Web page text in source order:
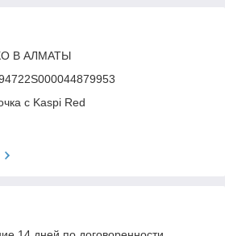
В АЛМАТЫ
с Kaspi Red